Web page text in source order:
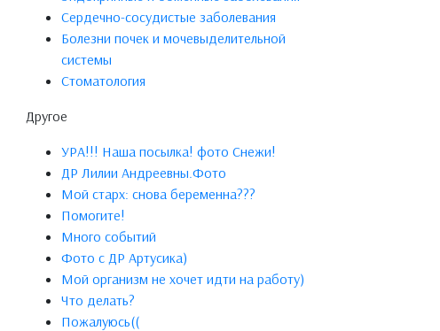
Сердечно-сосудистые заболевания
Болезни почек и мочевыделительной
системы
Стоматология
Другое
УРА!!! Наша посылка! фото Снежи!
ДР Лилии Андреевны.Фото
Мой старх: снова беременна???
Помогите!
Много событий
Фото с ДР Артусика)
Мой организм не хочет идти на работу)
Что делать?
Пожалуюсь((